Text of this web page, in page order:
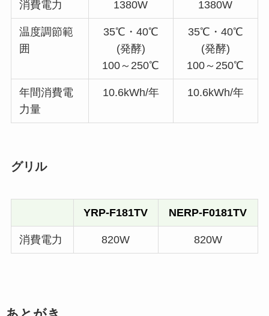
消費電力 1380W 1380W
温度調節範
囲
35℃・40℃
(発酵)
100～250℃
35℃・40℃
(発酵)
100～250℃
年間消費電
力量
10.6kWh/年 10.6kWh/年
グリル
YRP-F181TV NERP-F0181TV
消費電力 820W 820W